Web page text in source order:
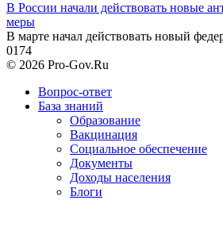
В России начали действовать новые
меры
В марте начал действовать новый
0174
© 2026 Pro-Gov.Ru
Вопрос-ответ
База знаний
Образование
Вакцинация
Социальное обеспечение
Документы
Доходы населения
Блоги